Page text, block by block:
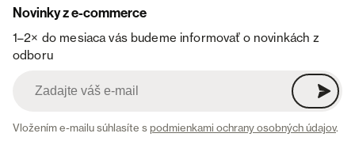
Novinky z e-commerce
1–2× do mesiaca vás budeme informovať o novinkách z
odboru
Vložením e-mailu súhlasíte spodmienkami ochrany osobných údajov.